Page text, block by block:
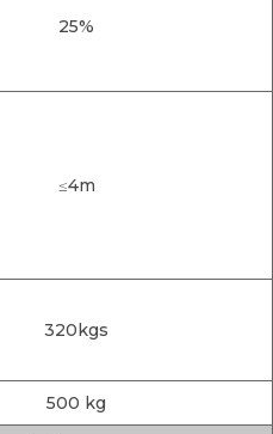
25%
≤4m
320kgs
500 kg